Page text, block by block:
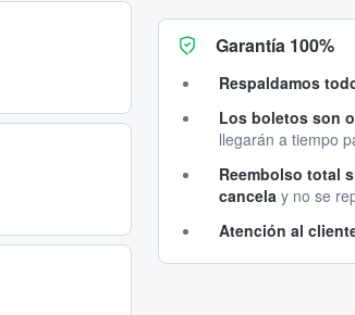
Garantía 100%
Respaldamos
Los boletos son
llegarán a tiempo
Reembolso total
cancela y no se
Atención al